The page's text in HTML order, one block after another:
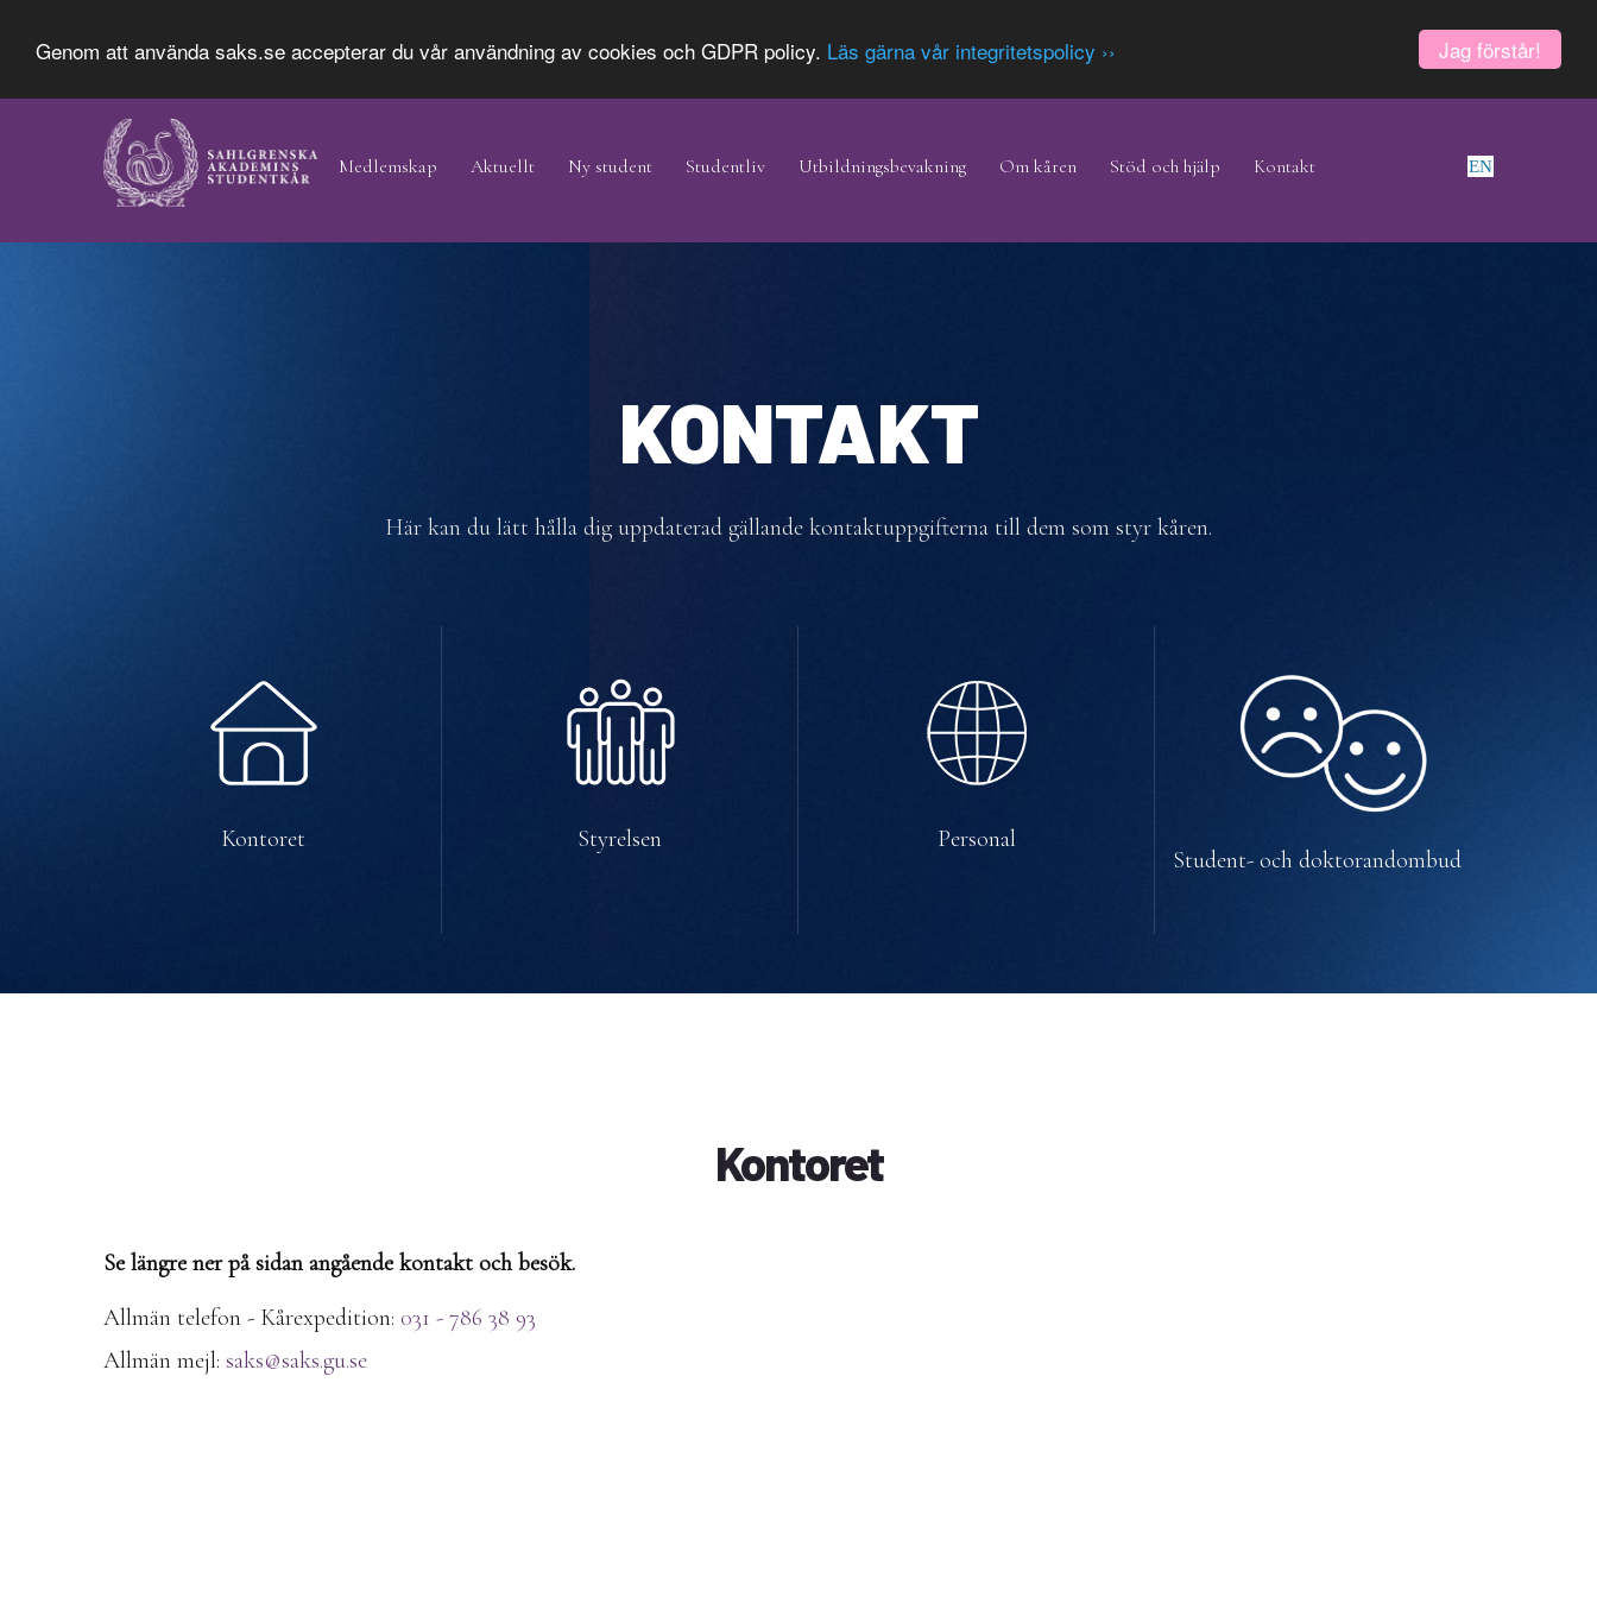
Jag förstår!
Genom att använda saks.se accepterar du vår användning av cookies och GDPR policy. Läs gärna vår integritetspolicy ››
Hoppa
huvudinnehåll
Navigation
Medlemskap Aktuellt Ny student Studentliv Utbildningsbevakning Om kåren Stöd och hjälp Kontakt EN
KONTAKT
Här kan du lätt hålla dig uppdaterad gällande kontaktuppgifterna till dem som styr kåren.
Kontoret Styrelsen Personal
Student- och doktorandombud
Kontoret
Se längre ner på sidan angående kontakt och besök.
Allmän telefon - Kårexpedition: 031 - 786 38 93
Allmän mejl: saks@saks.gu.se